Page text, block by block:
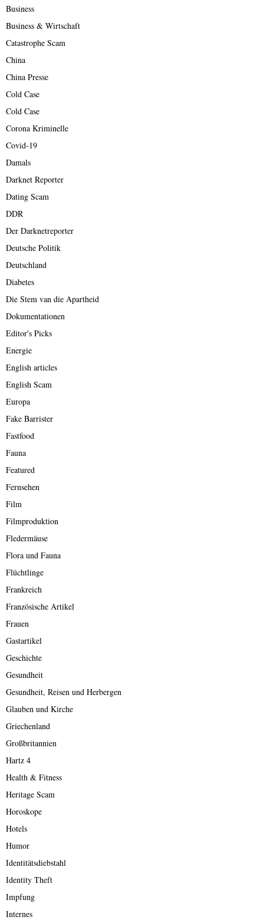
Business
Business & Wirtschaft
Catastrophe Scam
China
China Presse
Cold Case
Cold Case
Corona Kriminelle
Covid-19
Damals
Darknet Reporter
Dating Scam
DDR
Der Darknetreporter
Deutsche Politik
Deutschland
Diabetes
Die Stem van die Apartheid
Dokumentationen
Editor's Picks
Energie
English articles
English Scam
Europa
Fake Barrister
Fastfood
Fauna
Featured
Fernsehen
Film
Filmproduktion
Fledermäuse
Flora und Fauna
Flüchtlinge
Frankreich
Französische Artikel
Frauen
Gastartikel
Geschichte
Gesundheit
Gesundheit, Reisen und Herbergen
Glauben und Kirche
Griechenland
Großbritannien
Hartz 4
Health & Fitness
Heritage Scam
Horoskope
Hotels
Humor
Identitätsdiebstahl
Identity Theft
Impfung
Internes